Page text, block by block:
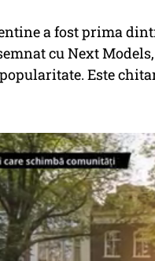
a fost prima
cu Next
Este